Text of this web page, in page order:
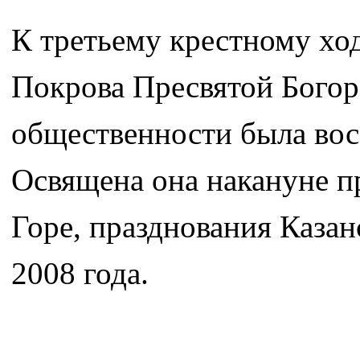
К третьему крестному
Покрова Пресвятой
общественности была
Освящена она накануне
Горе, празднования
2008 года.